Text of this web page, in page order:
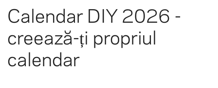
Calendar DIY 2026 -
creează-ți propriul
calendar